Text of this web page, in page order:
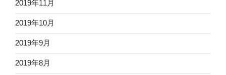
2019年11月
2019年10月
2019年9月
2019年8月